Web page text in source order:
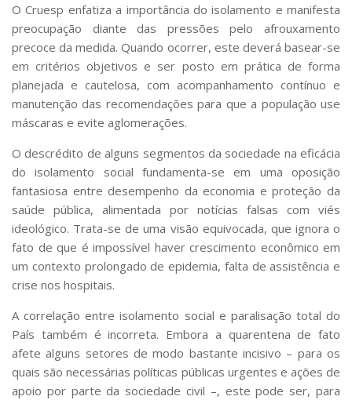
Empresas Juniores
Extensão à Comunidade
Projetos, Programas e Cursos
Artes, Cultura e Esportes
Museus e Espaços Interativos
Serviços
Apoio ao Estudante
Segurança, Trânsito e Prevenção
RH, Administrativo e Financeiro
Outros serviços
Comunicação
Assessorias e Mídias
Aplicativos e Sites
Jornal da USP
Defesa de Teses
O Cruesp enfatiza a importância do isolamento e manifesta
preocupação diante das pressões pelo afrouxamento
precoce da medida. Quando ocorrer, este deverá basear-se
em critérios objetivos e ser posto em prática de forma
planejada e cautelosa, com acompanhamento contínuo e
manutenção das recomendações para que a população use
máscaras e evite aglomerações.
O descrédito de alguns segmentos da sociedade na eficácia
do isolamento social fundamenta-se em uma oposição
fantasiosa entre desempenho da economia e proteção da
saúde pública, alimentada por notícias falsas com viés
ideológico. Trata-se de uma visão equivocada, que ignora o
fato de que é impossível haver crescimento econômico em
um contexto prolongado de epidemia, falta de assistência e
crise nos hospitais.
A correlação entre isolamento social e paralisação total do
País também é incorreta. Embora a quarentena de fato
afete alguns setores de modo bastante incisivo – para os
quais são necessárias políticas públicas urgentes e ações de
apoio por parte da sociedade civil –, este pode ser, para